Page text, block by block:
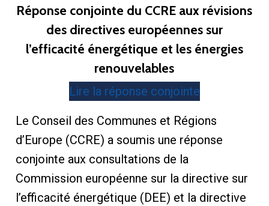
Réponse conjointe du CCRE aux révisions
des directives européennes sur
l’efficacité énergétique et les énergies
renouvelables
Lire la réponse conjointe
Le Conseil des Communes et Régions
d’Europe (CCRE) a soumis une réponse
conjointe aux consultations de la
Commission européenne sur la directive sur
l’efficacité énergétique (DEE) et la directive